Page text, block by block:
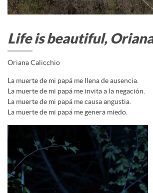
Life is beautiful,
Oriana Calicchio
La muerte de mi papá me llena de ausencia.
La muerte de mi papá me invita a la negación.
La muerte de mi papá me causa angustia.
La muerte de mi papá me genera miedo.